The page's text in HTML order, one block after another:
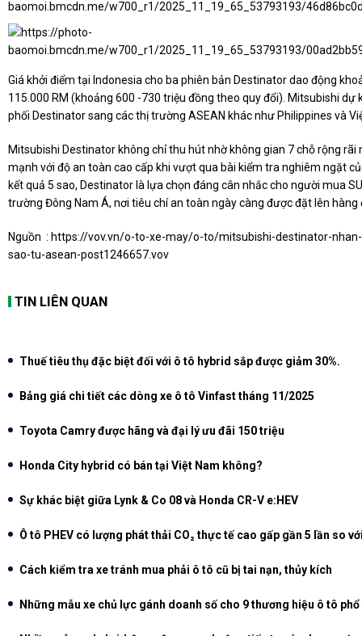
Giá khởi điểm tại Indonesia cho ba phiên bản Destinator dao động
115.000 RM (khoảng 600 -730 triệu đồng theo quy đổi). Mitsubishi dự
phối Destinator sang các thị trường ASEAN khác như Philippines và
Mitsubishi Destinator không chỉ thu hút nhờ không gian 7 chỗ rộng rãi
mạnh với độ an toàn cao cấp khi vượt qua bài kiểm tra nghiêm ngặt
kết quả 5 sao, Destinator là lựa chọn đáng cân nhắc cho người mua
trường Đông Nam Á, nơi tiêu chí an toàn ngày càng được đặt lên hàng
Nguồn : https://vov.vn/o-to-xe-may/o-to/mitsubishi-destinator-
sao-tu-asean-post1246657.vov
TIN LIÊN QUAN
Thuế tiêu thụ đặc biệt đối với ô tô hybrid sắp được giảm 30%.
Bảng giá chi tiết các dòng xe ô tô Vinfast tháng 11/2025
Toyota Camry được hãng và đại lý ưu đãi 150 triệu
Honda City hybrid có bán tại Việt Nam không?
Sự khác biệt giữa Lynk & Co 08 và Honda CR-V e:HEV
Ô tô PHEV có lượng phát thải CO₂ thực tế cao gấp gần 5 lần so
Cách kiểm tra xe tránh mua phải ô tô cũ bị tai nạn, thủy kích
Những mẫu xe chủ lực gánh doanh số cho 9 thương hiệu ô tô